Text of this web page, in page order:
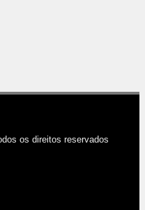
os direitos reservados